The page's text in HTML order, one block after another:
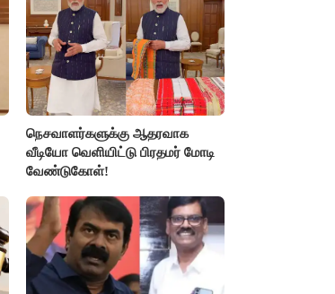
நெசவாளர்களுக்கு ஆதரவாக
வீடியோ வெளியிட்டு பிரதமர் மோடி
வேண்டுகோள்!